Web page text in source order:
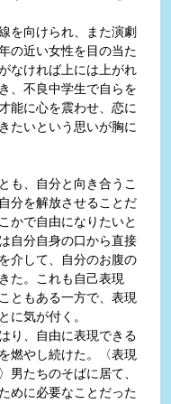
を向けられ、また演劇
の近い女性を目の当た
なければ上には上がれ
、不良中学生で自らを
能に心を震わせ、恋に
たいという思いが胸に
も、自分と向き合うこ
分を解放させることだ
かで自由になりたいと
自分自身の口から直接
介して、自分のお腹の
た。これも自己表現
ともある一方で、表現
気が付く。
り、自由に表現できる
燃やし続けた。〈表現
たちのそばに居て、
めに必要なことだった